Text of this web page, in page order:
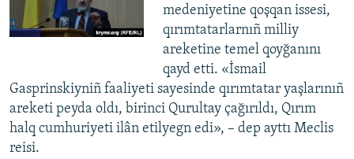
medeniyetine qoşqan issesi,
qırımtatarlarnıñ milliy
areketine temel qoyğanını
qayd etti. «İsmail
Gasprinskiyniñ faaliyeti sayesinde qırımtatar yaşlarınıñ
areketi peyda oldı, birinci Qurultay çağırıldı, Qırım
halq cumhuriyeti ilân etilyegn edi», – dep ayttı Meclis
reisi.